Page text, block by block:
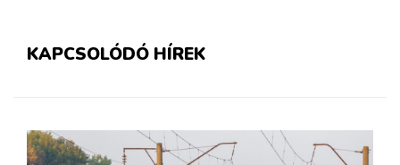
KAPCSOLÓDÓ HÍREK